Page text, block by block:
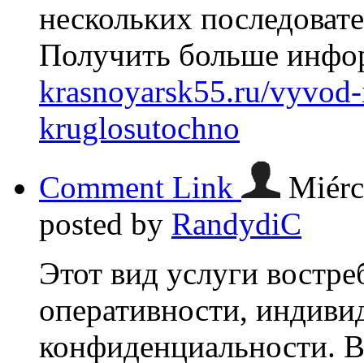
нескольких
Получить больше
krasnoyarsk55.ru/
kruglosutochno
Comment Link
posted by RandydiC
Этот вид услуги
оперативности,
конфиденциальности.